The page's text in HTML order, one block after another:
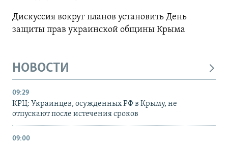
Дискуссия вокруг планов установить День
защиты прав украинской общины Крыма
НОВОСТИ
09:29
КРЦ: Украинцев, осужденных РФ в Крыму, не
отпускают после истечения сроков
09:00